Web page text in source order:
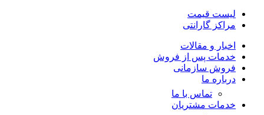
لیست قیمت
مراکز گارانتی
اخبار و مقالات
خدمات پس از فروش
فروش سازمانی
درباره ما
تماس با ما
خدمات مشتریان